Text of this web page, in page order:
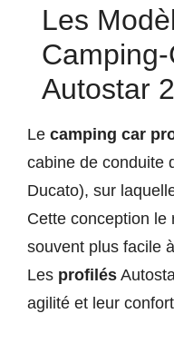
Les
Autostar
Le camping car
cabine de conduite
Ducato), sur
Cette conception le
souvent plus facile
Les profilés
agilité et leur